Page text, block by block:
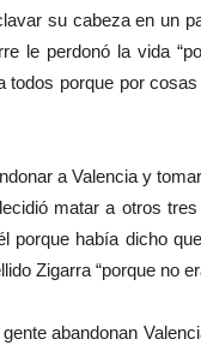
su cabeza en un
le perdonó la vida
todos porque por
a Valencia y
matar a otros
porque había dicho
Zigarra “porque no
abandonan